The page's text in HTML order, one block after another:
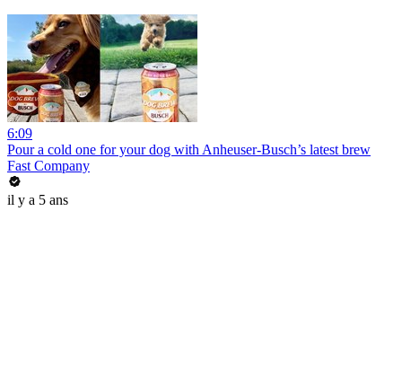
6:09
Pour a cold one for your dog with Anheuser-Busch’s latest brew
Fast Company
il y a 5 ans